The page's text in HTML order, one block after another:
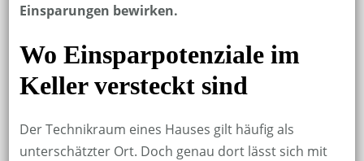
Einsparungen bewirken.
Wo Einsparpotenziale im
Keller versteckt sind
Der Technikraum eines Hauses gilt häufig als
unterschätzter Ort. Doch genau dort lässt sich mit